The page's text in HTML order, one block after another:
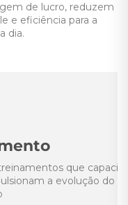
de lucro, reduzem
e eficiência para a
dia.
capacitam
do